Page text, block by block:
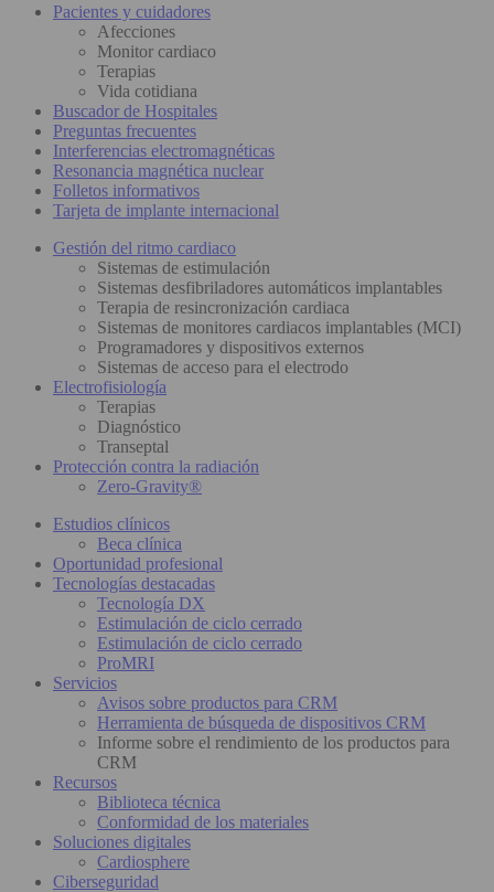
Pacientes y cuidadores
Afecciones
Monitor cardiaco
Terapias
Vida cotidiana
Buscador de Hospitales
Preguntas frecuentes
Interferencias electromagnéticas
Resonancia magnética nuclear
Folletos informativos
Tarjeta de implante internacional
Gestión del ritmo cardiaco
Sistemas de estimulación
Sistemas desfibriladores automáticos implantables
Terapia de resincronización cardiaca
Sistemas de monitores cardiacos implantables (MCI)
Programadores y dispositivos externos
Sistemas de acceso para el electrodo
Electrofisiología
Terapias
Diagnóstico
Transeptal
Protección contra la radiación
Zero-Gravity®
Estudios clínicos
Beca clínica
Oportunidad profesional
Tecnologías destacadas
Tecnología DX
Estimulación de ciclo cerrado
Estimulación de ciclo cerrado
ProMRI
Servicios
Avisos sobre productos para CRM
Herramienta de búsqueda de dispositivos CRM
Informe sobre el rendimiento de los productos para
CRM
Recursos
Biblioteca técnica
Conformidad de los materiales
Soluciones digitales
Cardiosphere
Ciberseguridad